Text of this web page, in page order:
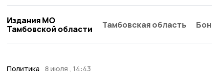
Издания МО
Тамбовской области
Тамбовская область
Политика 8 июля , 14:43